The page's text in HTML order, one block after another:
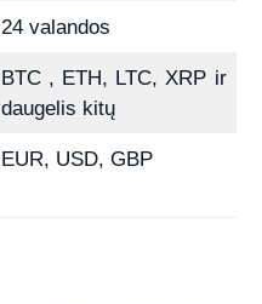
24 valandos
BTC , ETH, LTC, XRP ir
daugelis kitų
EUR, USD, GBP